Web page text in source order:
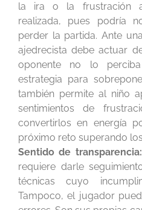
la ira o la frustración
realizada, pues podría
perder la partida. Ante
ajedrecista debe actuar
oponente no lo
estrategia para
también permite al niño
sentimientos de
convertirlos en energía
próximo reto superando
Sentido de transparencia:
requiere darle
técnicas cuyo
Tampoco, el jugador